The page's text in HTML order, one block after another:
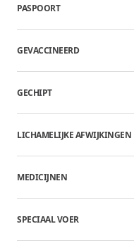
PASPOORT
GEVACCINEERD
GECHIPT
LICHAMELIJKE AFWIJKINGEN
MEDICIJNEN
SPECIAAL VOER